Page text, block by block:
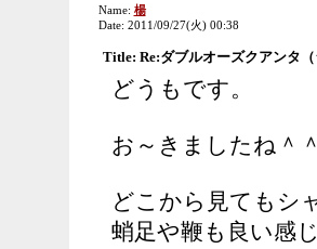
Name: 楊
Date: 2011/09/27(火) 00:38
Title: Re:ダブルオーズクアンタ
どうもです。
お～きましたね＾
どこから見てもシ
蛸足や鞭も良い感